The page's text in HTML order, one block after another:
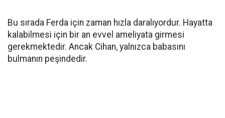
Bu sırada Ferda için zaman hızla daralıyordur. Hayatta
kalabilmesi için bir an evvel ameliyata girmesi
gerekmektedir. Ancak Cihan, yalnızca babasını
bulmanın peşindedir.